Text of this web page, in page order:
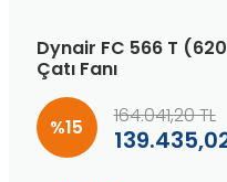
Dynair FC 566 T
Çatı Fanı
%15 164.041,20 TL